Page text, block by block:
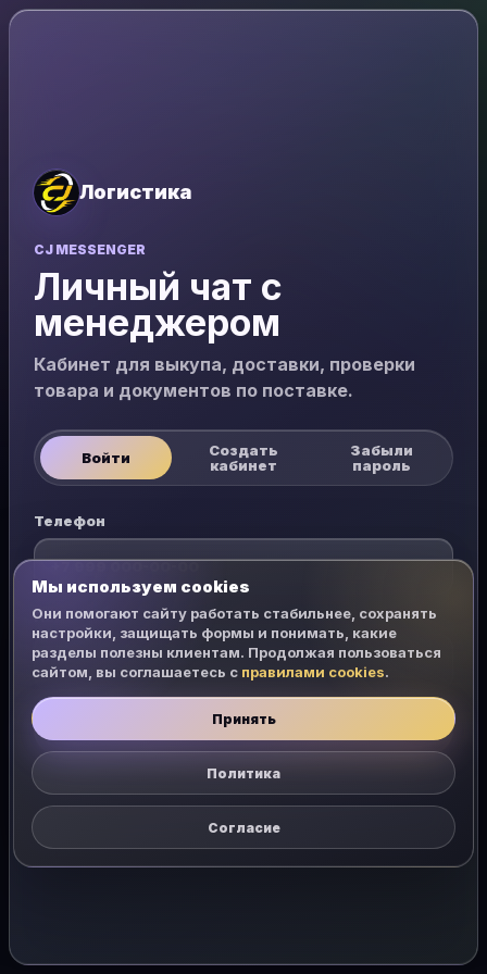
Логистика
CJ MESSENGER
Личный чат с
менеджером
Кабинет для выкупа, доставки, проверки
товара и документов по поставке.
Войти
Создать
кабинет
Забыли
пароль
Телефон
Пароль
Открыть чат
Мы используем cookies
Они помогают сайту работать стабильнее, сохранять
настройки, защищать формы и понимать, какие
разделы полезны клиентам. Продолжая пользоваться
сайтом, вы соглашаетесь с правилами cookies.
Принять
Политика
Согласие